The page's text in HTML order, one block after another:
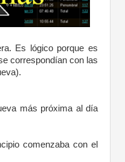
Es lógico porque es
correspondían con las
más próxima al día
comenzaba con el